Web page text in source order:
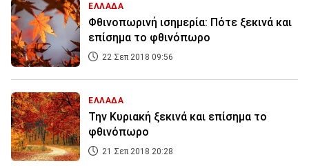
ΕΛΛΑΔΑ
Φθινοπωρινή ισημερία: Πότε ξεκινά και
επίσημα το φθινόπωρο
22 Σεπ 2018 09:56
ΕΛΛΑΔΑ
Την Κυριακή ξεκινά και επίσημα το
φθινόπωρο
21 Σεπ 2018 20:28